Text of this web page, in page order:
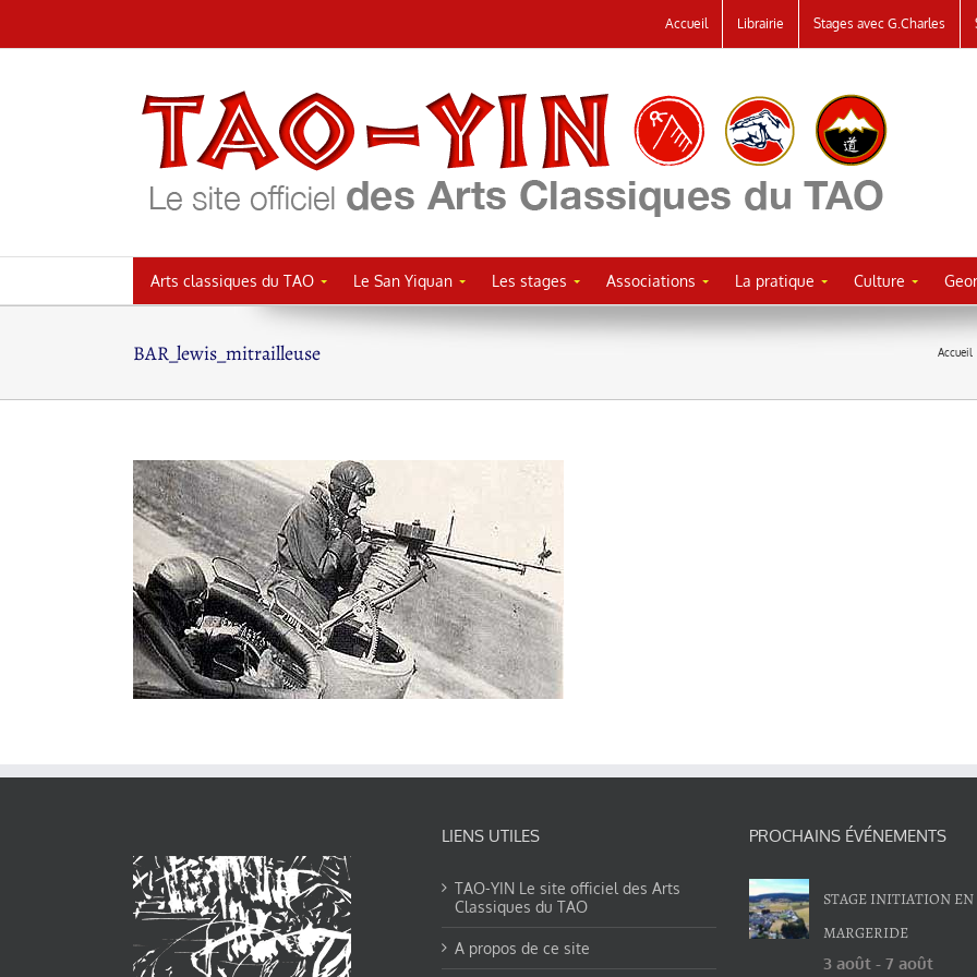
au
Accueil Librairie Stages avec G.Charles
Arts classiques du TAO Le San Yiquan Les stages Associations La pratique Culture
BAR_lewis_mitrailleuse Accueil
LIENS UTILES
TAO-YIN Le site officiel des Arts
Classiques du TAO
A propos de ce site
PROCHAINS ÉVÉNEMENTS
STAGE INITIATION EN
MARGERIDE
3 août -7 août